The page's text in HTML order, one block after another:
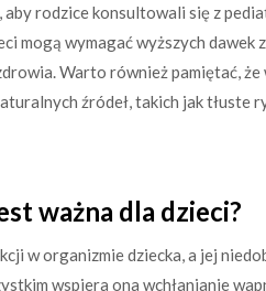
rodzice konsultowali się z
mogą wymagać wyższych dawek
Warto również pamiętać,
źródeł, takich jak tłuste
ważna dla dzieci?
w organizmie dziecka, a jej
wspiera ona wchłanianie